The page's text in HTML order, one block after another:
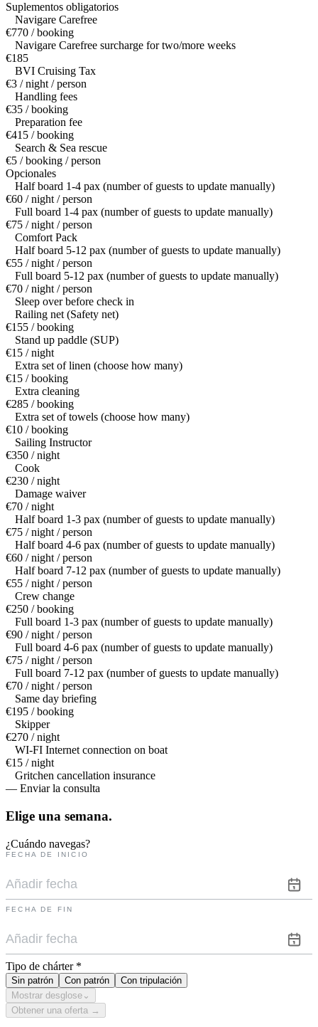
Suplementos obligatorios
Navigare Carefree
€770 / booking
Navigare Carefree surcharge for two/more weeks
€185
BVI Cruising Tax
€3 / night / person
Handling fees
€35 / booking
Preparation fee
€415 / booking
Search & Sea rescue
€5 / booking / person
Opcionales
Half board 1-4 pax (number of guests to update manually)
€60 / night / person
Full board 1-4 pax (number of guests to update manually)
€75 / night / person
Comfort Pack
Half board 5-12 pax (number of guests to update manually)
€55 / night / person
Full board 5-12 pax (number of guests to update manually)
€70 / night / person
Sleep over before check in
Railing net (Safety net)
€155 / booking
Stand up paddle (SUP)
€15 / night
Extra set of linen (choose how many)
€15 / booking
Extra cleaning
€285 / booking
Extra set of towels (choose how many)
€10 / booking
Sailing Instructor
€350 / night
Cook
€230 / night
Damage waiver
€70 / night
Half board 1-3 pax (number of guests to update manually)
€75 / night / person
Half board 4-6 pax (number of guests to update manually)
€60 / night / person
Half board 7-12 pax (number of guests to update manually)
€55 / night / person
Crew change
€250 / booking
Full board 1-3 pax (number of guests to update manually)
€90 / night / person
Full board 4-6 pax (number of guests to update manually)
€75 / night / person
Full board 7-12 pax (number of guests to update manually)
€70 / night / person
Same day briefing
€195 / booking
Skipper
€270 / night
WI-FI Internet connection on boat
€15 / night
Gritchen cancellation insurance
— Enviar la consulta
Elige una semana.
¿Cuándo navegas?
FECHA DE INICIO
FECHA DE FIN
Tipo de chárter *
Sin patrón Con patrón
Con tripulación
Mostrar desglose ⌄
Obtener una oferta →